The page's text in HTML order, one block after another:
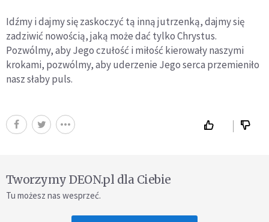
Idźmy i dajmy się zaskoczyć tą inną jutrzenką, dajmy się
zadziwić nowością, jaką może dać tylko Chrystus.
Pozwólmy, aby Jego czułość i miłość kierowały naszymi
krokami, pozwólmy, aby uderzenie Jego serca przemieniło
nasz słaby puls.
Tworzymy DEON.pl dla Ciebie
Tu możesz nas wesprzeć.